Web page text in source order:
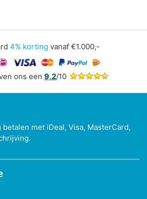
4% korting vanaf €1.000,-
ons een 9,2/10
met iDeal, Visa, MasterCard,